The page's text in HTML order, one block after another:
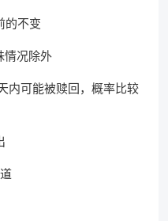
的不变
情况除外
内可能被赎回，概率比较